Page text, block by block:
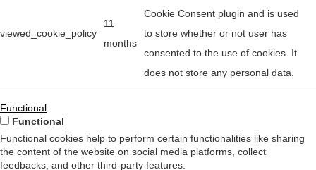
viewed_cookie_policy
11
months
Cookie Consent plugin and is used
to store whether or not user has
consented to the use of cookies. It
does not store any personal data.
Functional
Functional
Functional cookies help to perform certain functionalities like sharing
the content of the website on social media platforms, collect
feedbacks, and other third-party features.